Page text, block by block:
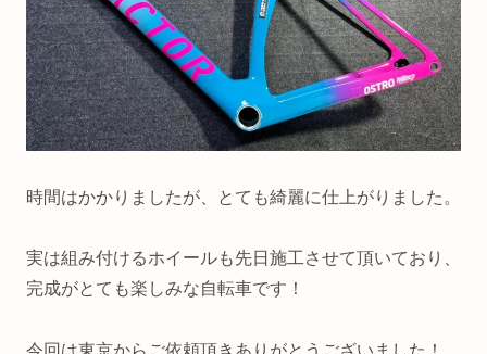
時間はかかりましたが、とても綺麗に仕上がりました。
実は組み付けるホイールも先日施工させて頂いており、
完成がとても楽しみな自転車です！